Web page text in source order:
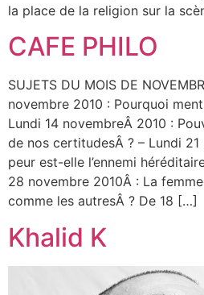
la place de la religion sur la
CAFE PHILO
SUJETS DU MOIS DE
novembre 2010 : Pourquoi
Lundi 14 novembreÂ 2010 :
de nos certitudesÂ ? – Lundi
peur est-elle l’ennemi
28 novembre 2010Â : La
comme les autresÂ ? De 18 […]
Khalid K